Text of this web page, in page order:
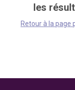
les
Retour à la page